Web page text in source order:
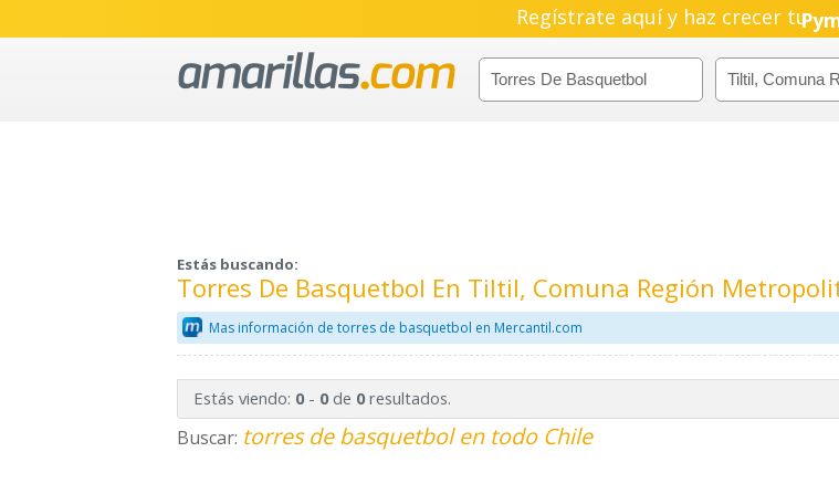
Regístrate aquí y haz crecer tu
Estás buscando:
Torres De Basquetbol En Tiltil, Comuna Región
Mas información de torres de basquetbol en Mercantil.com
Estás viendo: 0- 0de 0resultados.
Buscar: torres de basquetbol en todo Chile